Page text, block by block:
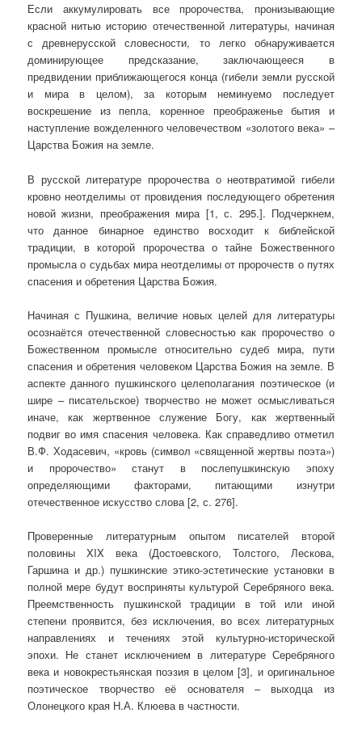
Если аккумулировать все пророчества, пронизывающие
красной нитью историю отечественной литературы, начиная
с древнерусской словесности, то легко обнаруживается
доминирующее предсказание, заключающееся в
предвидении приближающегося конца (гибели земли русской
и мира в целом), за которым неминуемо последует
воскрешение из пепла, коренное преображенье бытия и
наступление вожделенного человечеством «золотого века» –
Царства Божия на земле.
В русской литературе пророчества о неотвратимой гибели
кровно неотделимы от провидения последующего обретения
новой жизни, преображения мира [1, с. 295.]. Подчеркнем,
что данное бинарное единство восходит к библейской
традиции, в которой пророчества о тайне Божественного
промысла о судьбах мира неотделимы от пророчеств о путях
спасения и обретения Царства Божия.
Начиная с Пушкина, величие новых целей для литературы
осознаётся отечественной словесностью как пророчество о
Божественном промысле относительно судеб мира, пути
спасения и обретения человеком Царства Божия на земле. В
аспекте данного пушкинского целеполагания поэтическое (и
шире – писательское) творчество не может осмысливаться
иначе, как жертвенное служение Богу, как жертвенный
подвиг во имя спасения человека. Как справедливо отметил
В.Ф. Ходасевич, «кровь (символ «священной жертвы поэта»)
и пророчество» станут в послепушкинскую эпоху
определяющими факторами, питающими изнутри
отечественное искусство слова [2, с. 276].
Проверенные литературным опытом писателей второй
половины XIX века (Достоевского, Толстого, Лескова,
Гаршина и др.) пушкинские этико-эстетические установки в
полной мере будут восприняты культурой Серебряного века.
Преемственность пушкинской традиции в той или иной
степени проявится, без исключения, во всех литературных
направлениях и течениях этой культурно-исторической
эпохи. Не станет исключением в литературе Серебряного
века и новокрестьянская поэзия в целом [3], и оригинальное
поэтическое творчество её основателя – выходца из
Олонецкого края Н.А. Клюева в частности.